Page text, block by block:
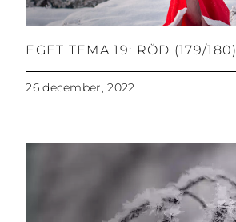
EGET TEMA 19: RÖD (179/180)
26 december, 2022